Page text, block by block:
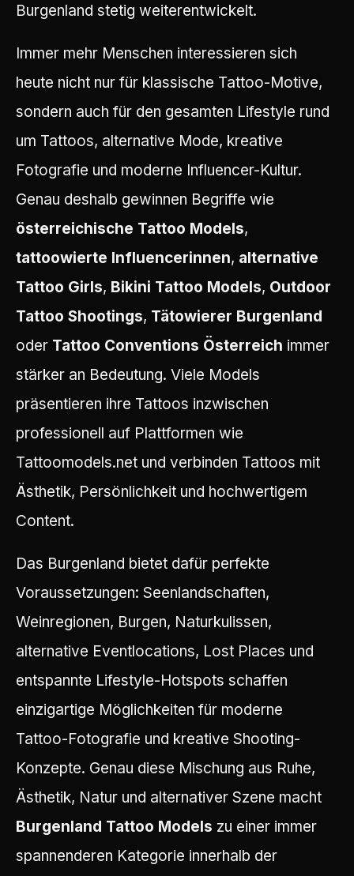
Burgenland stetig weiterentwickelt.
Immer mehr Menschen interessieren sich
heute nicht nur für klassische Tattoo-Motive,
sondern auch für den gesamten Lifestyle rund
um Tattoos, alternative Mode, kreative
Fotografie und moderne Influencer-Kultur.
Genau deshalb gewinnen Begriffe wie
österreichische Tattoo Models,
tattoowierte Influencerinnen, alternative
Tattoo Girls, Bikini Tattoo Models, Outdoor
Tattoo Shootings, Tätowierer Burgenland
oder Tattoo Conventions Österreich immer
stärker an Bedeutung. Viele Models
präsentieren ihre Tattoos inzwischen
professionell auf Plattformen wie
Tattoomodels.net und verbinden Tattoos mit
Ästhetik, Persönlichkeit und hochwertigem
Content.
Das Burgenland bietet dafür perfekte
Voraussetzungen: Seenlandschaften,
Weinregionen, Burgen, Naturkulissen,
alternative Eventlocations, Lost Places und
entspannte Lifestyle-Hotspots schaffen
einzigartige Möglichkeiten für moderne
Tattoo-Fotografie und kreative Shooting-
Konzepte. Genau diese Mischung aus Ruhe,
Ästhetik, Natur und alternativer Szene macht
Burgenland Tattoo Models zu einer immer
spannenderen Kategorie innerhalb der